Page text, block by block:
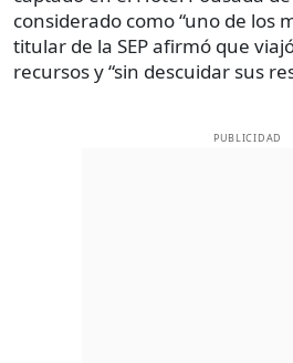
considerado como “uno de los
titular de la SEP afirmó que
recursos y “sin descuidar sus
PUBLICIDAD